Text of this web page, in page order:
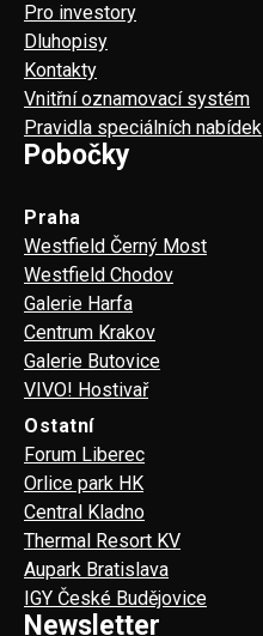
Pro investory
Dluhopisy
Kontakty
Vnitřní oznamovací systém
Pravidla speciálních nabídek
Pobočky
Praha
Westfield Černý Most
Westfield Chodov
Galerie Harfa
Centrum Krakov
Galerie Butovice
VIVO! Hostivař
Ostatní
Forum Liberec
Orlice park HK
Central Kladno
Thermal Resort KV
Aupark Bratislava
IGY České Budějovice
Newsletter